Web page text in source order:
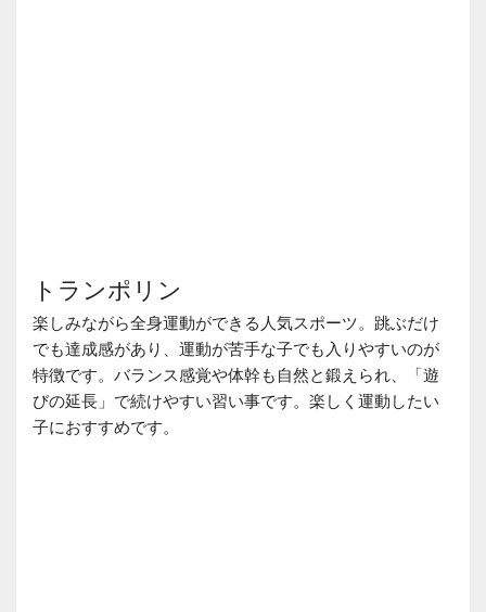
トランポリン
楽しみながら全身運動ができる人気スポーツ。跳ぶだけ
でも達成感があり、運動が苦手な子でも入りやすいのが
特徴です。バランス感覚や体幹も自然と鍛えられ、「遊
びの延長」で続けやすい習い事です。楽しく運動したい
子におすすめです。